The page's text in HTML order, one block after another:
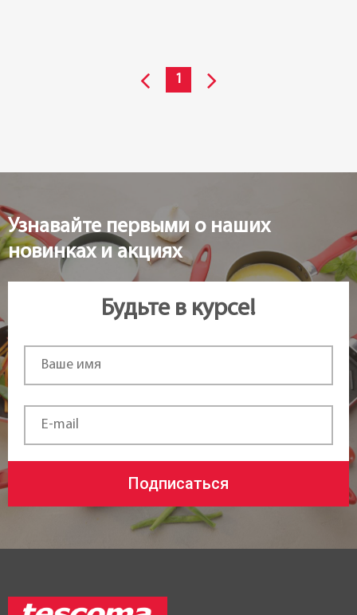
1
Узнавайте первыми о наших
новинках и акциях
Будьте в курсе!
Подписаться